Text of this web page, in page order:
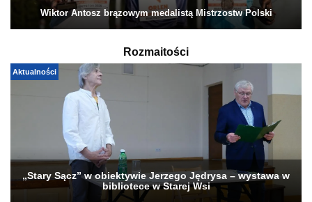
Wiktor Antosz brązowym medalistą Mistrzostw Polski
Rozmaitości
Aktualności
„Stary Sącz” w obiektywie Jerzego Jędrysa – wystawa w
bibliotece w Starej Wsi